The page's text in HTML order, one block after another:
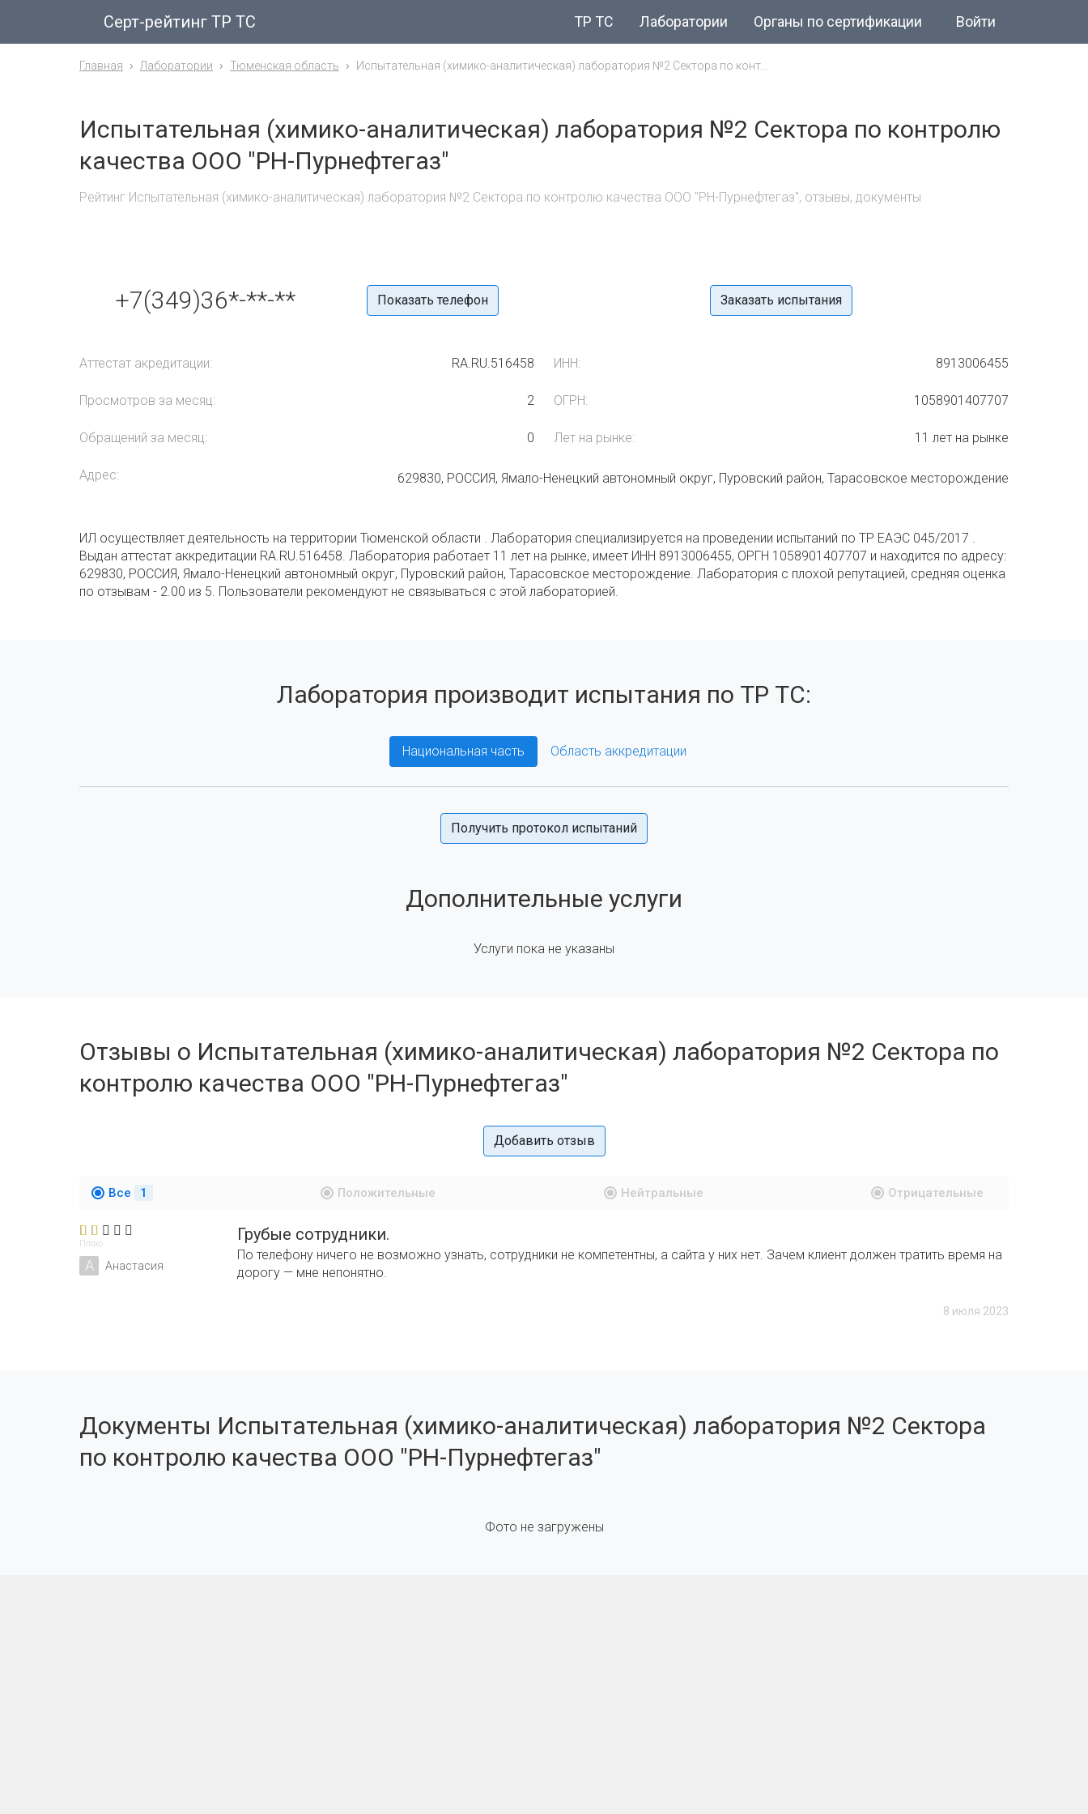
Серт-рейтинг ТР ТС ТР ТС Лаборатории Органы по сертификации Войти
Главная Лаборатории Тюменская область Испытательная (химико-аналитическая) лаборатория №2 Сектора по конт...
Испытательная (химико-аналитическая) лаборатория №2 Сектора по контролю
качества ООО "РН-Пурнефтегаз"
Рейтинг Испытательная (химико-аналитическая) лаборатория №2 Сектора по контролю качества ООО "РН-Пурнефтегаз", отзывы, документы
+7(349)36*-**-** Показать телефон Заказать испытания
Аттестат акредитации: RA.RU.516458
Просмотров за месяц: 2
Обращений за месяц: 0
ИНН: 8913006455
ОГРН: 1058901407707
Лет на рынке: 11 лет на рынке
Адрес: 629830, РОССИЯ, Ямало-Ненецкий автономный округ, Пуровский район, Тарасовское месторождение
ИЛ осуществляет деятельность на территории Тюменской области . Лаборатория специализируется на проведении испытаний по ТР ЕАЭС 045/2017 .
Выдан аттестат аккредитации RA.RU.516458. Лаборатория работает 11 лет на рынке, имеет ИНН 8913006455, ОРГН 1058901407707 и находится по адресу:
629830, РОССИЯ, Ямало-Ненецкий автономный округ, Пуровский район, Тарасовское месторождение. Лаборатория с плохой репутацией, средняя оценка
по отзывам - 2.00 из 5. Пользователи рекомендуют не связываться с этой лабораторией.
Лаборатория производит испытания по ТР ТС:
Национальная часть Область аккредитации
Получить протокол испытаний
Дополнительные услуги
Услуги пока не указаны
Отзывы о Испытательная (химико-аналитическая) лаборатория №2 Сектора по
контролю качества ООО "РН-Пурнефтегаз"
Добавить отзыв
Все 1 Положительные Нейтральные Отрицательные
Плохо
А Анастасия
Грубые сотрудники.
По телефону ничего не возможно узнать, сотрудники не компетентны, а сайта у них нет. Зачем клиент должен тратить время на
дорогу — мне непонятно.
8 июля 2023
Документы Испытательная (химико-аналитическая) лаборатория №2 Сектора
по контролю качества ООО "РН-Пурнефтегаз"
Фото не загружены